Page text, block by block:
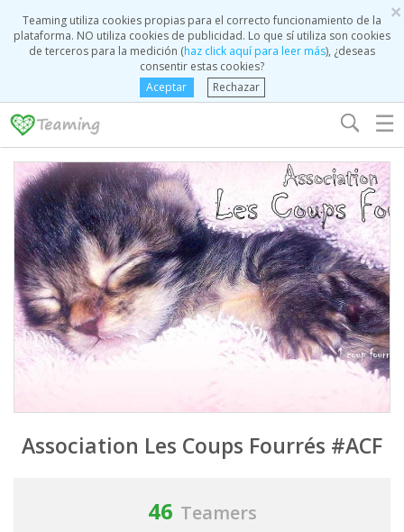
×
Teaming utiliza cookies propias para el correcto funcionamiento de la
plataforma. NO utiliza cookies de publicidad. Lo que sí utiliza son cookies
de terceros para la medición (haz click aquí para leer más), ¿deseas
consentir estas cookies?
Aceptar
Rechazar
☰
Association Les Coups Fourrés #ACF
46 Teamers